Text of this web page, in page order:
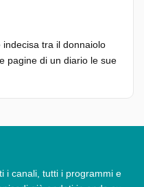
tra il donnaiolo
pagine di un diario le sue
i canali, tutti i programmi e